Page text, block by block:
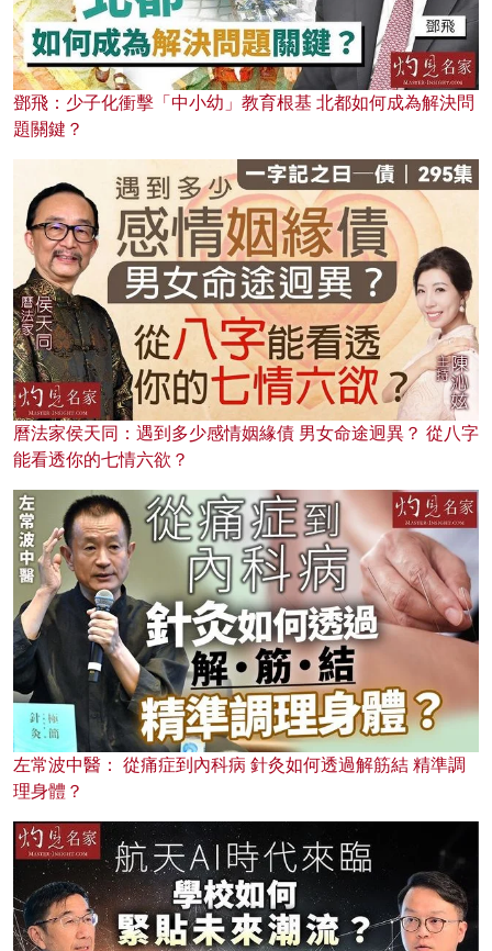
鄧飛：少子化衝擊「中小幼」教育根基 北都如何成為解決問
題關鍵？
曆法家侯天同：遇到多少感情姻緣債 男女命途迥異？ 從八字
能看透你的七情六欲？
左常波中醫： 從痛症到內科病 針灸如何透過解筋結 精準調
理身體？